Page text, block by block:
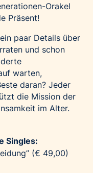
Orakel
Präsent!
ein paar Details über
und schon
warten,
daran? Jeder
die Mission der
im Alter.
Singles:
(€ 49,00)